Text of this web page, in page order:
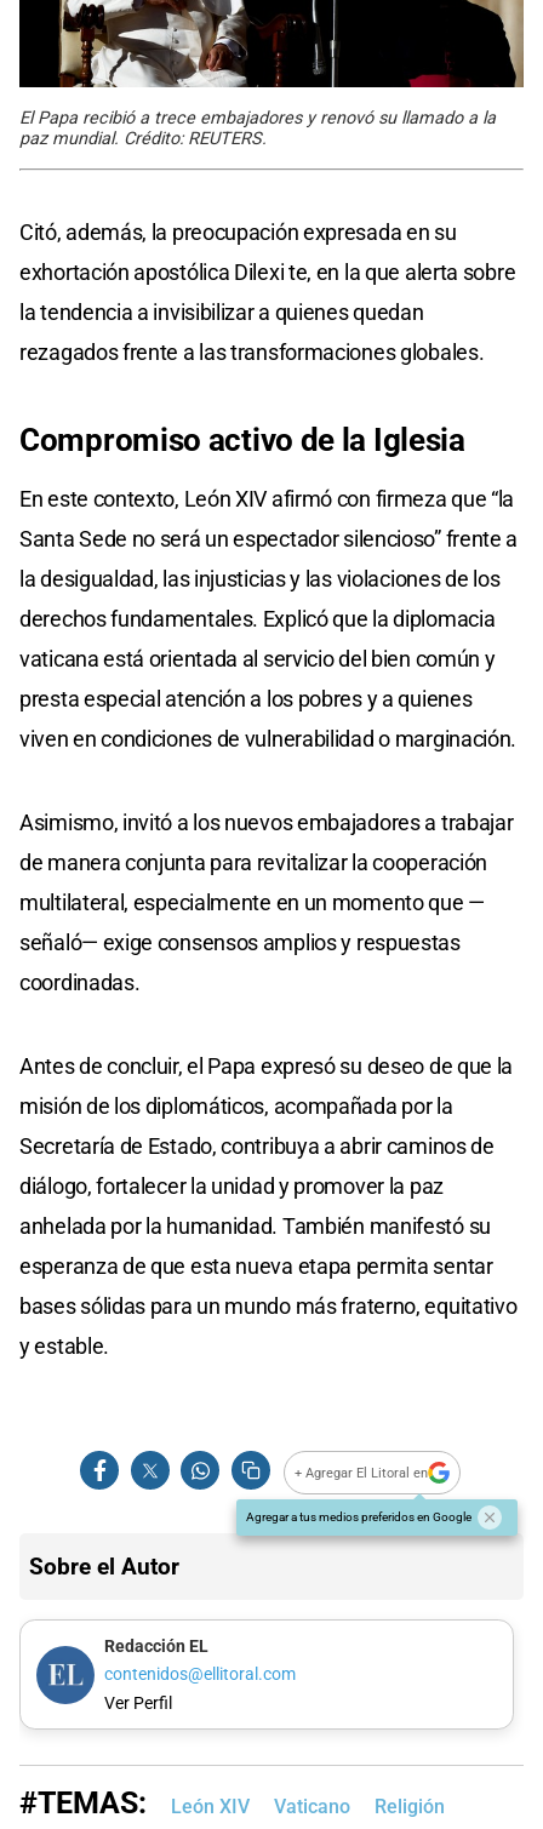
El Papa recibió a trece embajadores y renovó su llamado a la
paz mundial. Crédito: REUTERS.
Citó, además, la preocupación expresada en su
exhortación apostólica Dilexi te, en la que alerta sobre
la tendencia a invisibilizar a quienes quedan
rezagados frente a las transformaciones globales.
Compromiso activo de la Iglesia
En este contexto, León XIV afirmó con firmeza que “la
Santa Sede no será un espectador silencioso” frente a
la desigualdad, las injusticias y las violaciones de los
derechos fundamentales. Explicó que la diplomacia
vaticana está orientada al servicio del bien común y
presta especial atención a los pobres y a quienes
viven en condiciones de vulnerabilidad o marginación.
Asimismo, invitó a los nuevos embajadores a trabajar
de manera conjunta para revitalizar la cooperación
multilateral, especialmente en un momento que —
señaló— exige consensos amplios y respuestas
coordinadas.
Antes de concluir, el Papa expresó su deseo de que la
misión de los diplomáticos, acompañada por la
Secretaría de Estado, contribuya a abrir caminos de
diálogo, fortalecer la unidad y promover la paz
anhelada por la humanidad. También manifestó su
esperanza de que esta nueva etapa permita sentar
bases sólidas para un mundo más fraterno, equitativo
y estable.
+ Agregar El Litoral en
Agregar a tus medios preferidos en Google
Sobre el Autor
Redacción EL
contenidos@ellitoral.com
Ver Perfil
#TEMAS: León XIV Vaticano Religión